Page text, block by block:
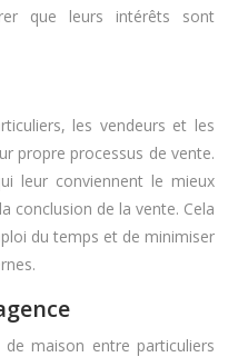
que leurs intérêts sont
les vendeurs et les
propre processus de vente.
leur conviennent le mieux
conclusion de la vente. Cela
du temps et de minimiser
maison entre particuliers